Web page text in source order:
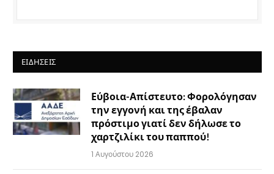
ΕΙΔΉΣΕΙΣ
Εύβοια-Απίστευτο: Φορολόγησαν
την εγγονή και της έβαλαν
πρόστιμο γιατί δεν δήλωσε το
χαρτζιλίκι του παππού!
1 Αυγούστου 2026